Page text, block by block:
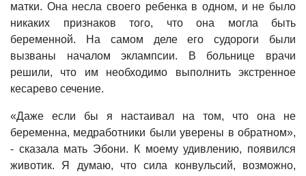
матки. Она несла своего ребенка в одном, и не было
никаких признаков того, что она могла быть
беременной. На самом деле его судороги были
вызваны началом эклампсии. В больнице врачи
решили, что им необходимо выполнить экстренное
кесарево сечение.
«Даже если бы я настаивал на том, что она не
беременна, медработники были уверены в обратном»,
- сказала мать Эбони. К моему удивлению, появился
животик. Я думаю, что сила конвульсий, возможно,